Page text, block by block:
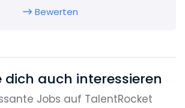
Bewerten
dich auch interessieren
Jobs auf TalentRocket